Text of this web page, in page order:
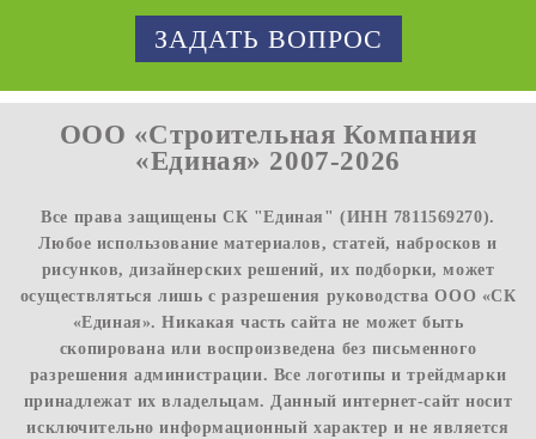
ЗАДАТЬ ВОПРОС
ООО «Строительная Компания
«Единая» 2007-2026
Все права защищены СК "Единая" (ИНН 7811569270).
Любое использование материалов, статей, набросков и
рисунков, дизайнерских решений, их подборки, может
осуществляться лишь с разрешения руководства ООО «СК
«Единая». Никакая часть сайта не может быть
скопирована или воспроизведена без письменного
разрешения администрации. Все логотипы и трейдмарки
принадлежат их владельцам. Данный интернет-сайт носит
исключительно информационный характер и не является